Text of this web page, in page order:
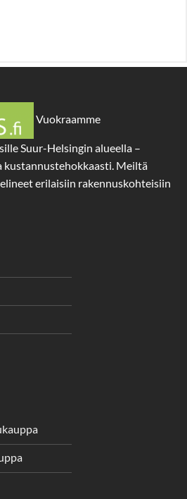
Vuokraamme
Suur-Helsingin alueella –
kustannustehokkaasti. Meiltä
erilaisiin rakennuskohteisiin